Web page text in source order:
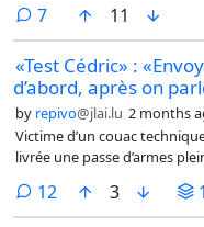
7comments
11
«Test Cédric» :
d’abord, après on
by repivo@jlai.lu 2 months
Victime d’un couac
livrée une passe d’armes
12 comments
3 1